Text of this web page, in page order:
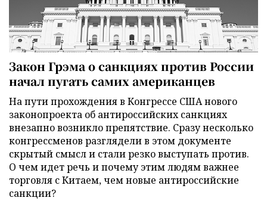
Закон Грэма о санкциях против России
начал пугать самих американцев
На пути прохождения в Конгрессе США нового
законопроекта об антироссийских санкциях
внезапно возникло препятствие. Сразу несколько
конгрессменов разглядели в этом документе
скрытый смысл и стали резко выступать против.
О чем идет речь и почему этим людям важнее
торговля с Китаем, чем новые антироссийские
санкции?